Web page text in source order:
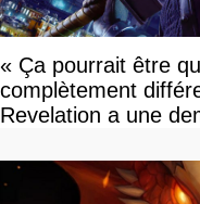
« Ça pourrait être
complètement
Revelation a une